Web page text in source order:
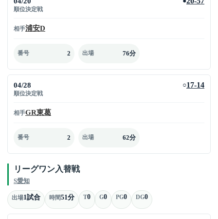
順位決定戦
相手浦安D
番号 2 出場 76分
04/28
順位決定戦
○17-14
相手GR東葛
番号 2 出場 62分
リーグワン入替戦
S愛知
出場1試合 時間51分 T0 G0 PG0 DG0